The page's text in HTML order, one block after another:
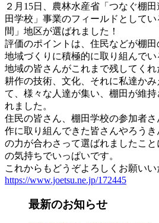
２月15日、農林水産省「つなぐ棚
田学校」事業のフィールドとして
間」地区が選ばれました！
評価のポイントは、住民などが棚
地域づくりに積極的に取り組んでい
地域の皆さんがこれまで残してく
耕作の技術、文化、それに私達か
て、様々な人達が集い、棚田が維
れました。
住民の皆さん、棚田学校の参加者
作に取り組んできた皆さんやろう
の力が合わさって選ばれましたこ
の気持ちでいっぱいです。
これからもどうぞよろしくお願いい
https://www.joetsu.ne.jp/172445
最新のお知らせ